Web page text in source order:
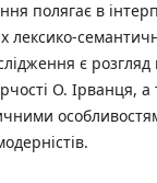
полягає в
лексико-
є розгляд
О. Ірванця,